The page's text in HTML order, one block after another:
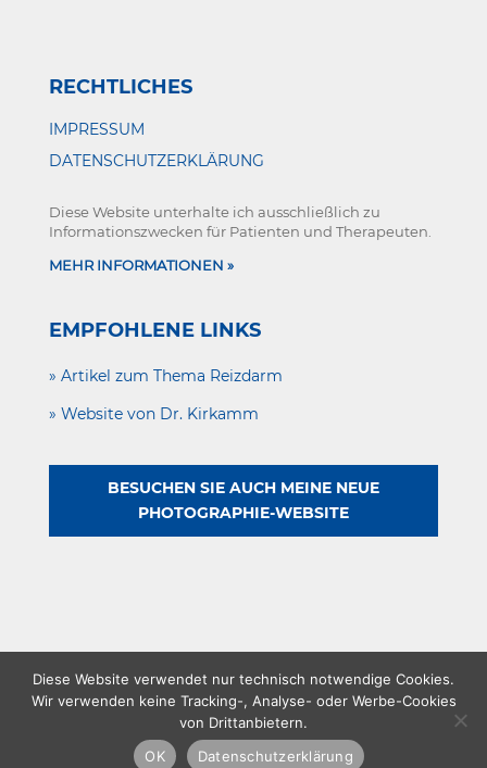
RECHTLICHES
IMPRESSUM
DATENSCHUTZERKLÄRUNG
Diese Website unterhalte ich ausschließlich zu
Informationszwecken für Patienten und Therapeuten.
MEHR INFORMATIONEN »
EMPFOHLENE LINKS
» Artikel zum Thema Reizdarm
» Website von Dr. Kirkamm
BESUCHEN SIE AUCH MEINE NEUE
PHOTOGRAPHIE-WEBSITE
© 2022 – Dr. med. Jörn Reckel – Gestaltet von VICAMEDIA
in Berlin
Diese Website verwendet nur technisch notwendige Cookies.
Wir verwenden keine Tracking-, Analyse- oder Werbe-Cookies
von Drittanbietern.
OK
Datenschutzerklärung